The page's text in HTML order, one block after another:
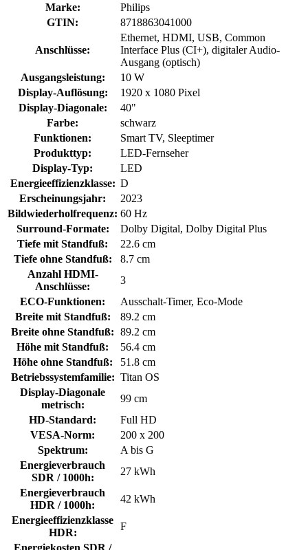
Marke:
Philips
GTIN:
8718863041000
Anschlüsse:
Ethernet, HDMI, USB, Common
Interface Plus (CI+), digitaler Audio-
Ausgang (optisch)
Ausgangsleistung:
10 W
Display-Auflösung:
1920 x 1080 Pixel
Display-Diagonale:
40"
Farbe:
schwarz
Funktionen:
Smart TV, Sleeptimer
Produkttyp:
LED-Fernseher
Display-Typ:
LED
Energieeffizienzklasse: D
Erscheinungsjahr:
2023
Bildwiederholfrequenz: 60 Hz
Surround-Formate:
Dolby Digital, Dolby Digital Plus
Tiefe mit Standfuß:
22.6 cm
Tiefe ohne Standfuß:
8.7 cm
Anzahl HDMI-
Anschlüsse:
3
ECO-Funktionen:
Ausschalt-Timer, Eco-Mode
Breite mit Standfuß:
89.2 cm
Breite ohne Standfuß: 89.2 cm
Höhe mit Standfuß:
56.4 cm
Höhe ohne Standfuß:
51.8 cm
Betriebssystemfamilie: Titan OS
Display-Diagonale
metrisch:
99 cm
HD-Standard:
Full HD
VESA-Norm:
200 x 200
Spektrum:
A bis G
Energieverbrauch
SDR / 1000h:
27 kWh
Energieverbrauch
HDR / 1000h:
42 kWh
Energieeffizienzklasse
HDR:
F
Energiekosten SDR /